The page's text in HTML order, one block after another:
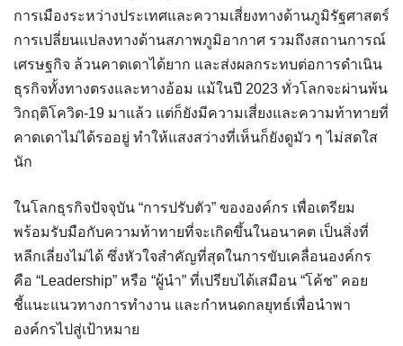
การเมืองระหว่างประเทศและความเสี่ยงทางด้านภูมิรัฐศาสตร์
การเปลี่ยนแปลงทางด้านสภาพภูมิอากาศ รวมถึงสถานการณ์
เศรษฐกิจ ล้วนคาดเดาได้ยาก และส่งผลกระทบต่อการดำเนิน
ธุรกิจทั้งทางตรงและทางอ้อม แม้ในปี 2023 ทั่วโลกจะผ่านพ้น
วิกฤติโควิด-19 มาแล้ว แต่ก็ยังมีความเสี่ยงและความท้าทายที่
คาดเดาไม่ได้รออยู่ ทำให้แสงสว่างที่เห็นก็ยังดูมัว ๆ ไม่สดใส
นัก
ในโลกธุรกิจปัจจุบัน “การปรับตัว” ขององค์กร เพื่อเตรียม
พร้อมรับมือกับความท้าทายที่จะเกิดขึ้นในอนาคต เป็นสิ่งที่
หลีกเลี่ยงไม่ได้ ซึ่งหัวใจสำคัญที่สุดในการขับเคลื่อนองค์กร
คือ “Leadership” หรือ “ผู้นำ” ที่เปรียบได้เสมือน “โค้ช” คอย
ชี้แนะแนวทางการทำงาน และกำหนดกลยุทธ์เพื่อนำพา
องค์กรไปสู่เป้าหมาย